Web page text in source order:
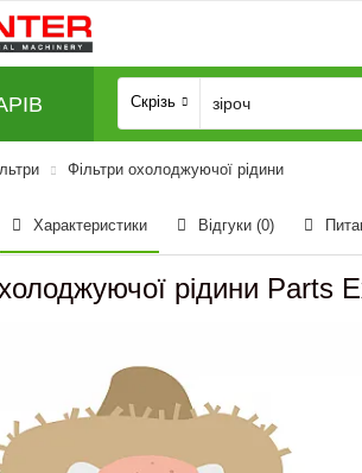
Скрізь
Фільтри охолоджуючої рідини
Характеристики Відгуки (0)
рідини Parts